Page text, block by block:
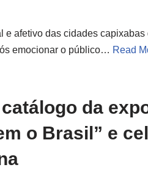
e afetivo das cidades
emocionar o público… Read
da
o Brasil” e